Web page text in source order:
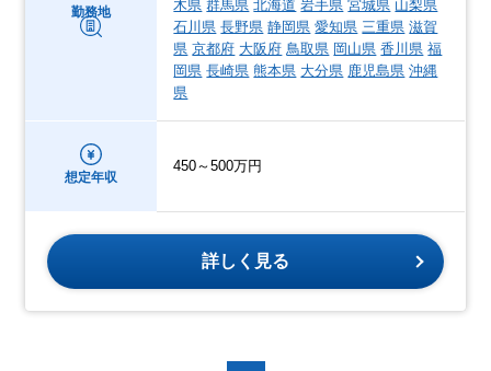
勤務地
木県 群馬県 北海道 岩手県 宮城県 山梨県
石川県 長野県 静岡県 愛知県 三重県 滋賀
県 京都府 大阪府 鳥取県 岡山県 香川県 福
岡県 長崎県 熊本県 大分県 鹿児島県 沖縄
県
想定年収
450～500万円
詳しく見る